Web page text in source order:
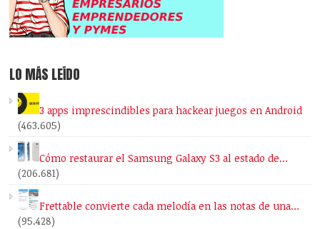
LO MÁS LEÍDO
3 apps imprescindibles para hackear juegos en Android
(463.605)
Cómo restaurar el Samsung Galaxy S3 al estado de…
(206.681)
Frettable convierte cada melodía en las notas de una…
(95.428)